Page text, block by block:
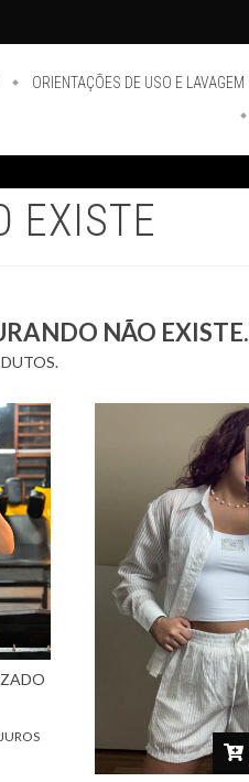
ORIENTAÇÕES DE USO E LAVAGEM
EXISTE
NÃO EXISTE.